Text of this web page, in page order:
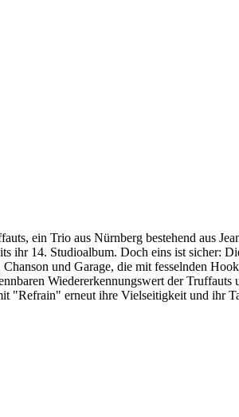
ein Trio aus Nürnberg bestehend aus
14. Studioalbum. Doch eins ist sicher:
und Garage, die mit fesselnden
Wiedererkennungswert der Truffauts
"Refrain" erneut ihre Vielseitigkeit und ihr